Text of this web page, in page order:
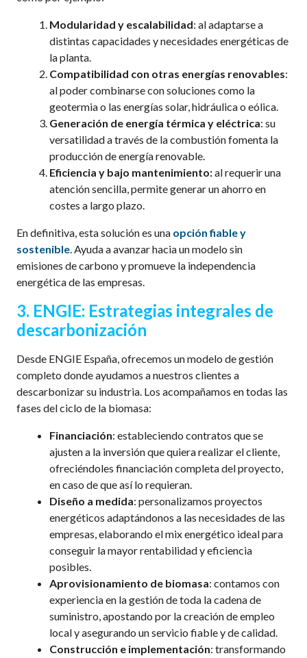
Modularidad y escalabilidad: al adaptarse a
distintas capacidades y necesidades energéticas de
la planta.
Compatibilidad con otras energías renovables:
al poder combinarse con soluciones como la
geotermia o las energías solar, hidráulica o eólica.
Generación de energía térmica y eléctrica: su
versatilidad a través de la combustión fomenta la
producción de energía renovable.
Eficiencia y bajo mantenimiento:al requerir una
atención sencilla, permite generar un ahorro en
costes a largo plazo.
En definitiva, esta solución es una opción fiable y
sostenible. Ayuda a avanzar hacia un modelo sin
emisiones de carbono y promueve la independencia
energética de las empresas.
3. ENGIE: Estrategias integrales de
descarbonización
Desde ENGIE España, ofrecemos un modelo de gestión
completo donde ayudamos a nuestros clientes a
descarbonizar su industria. Los acompañamos en todas las
fases del ciclo de la biomasa:
Financiación: estableciendo contratos que se
ajusten a la inversión que quiera realizar el cliente,
ofreciéndoles financiación completa del proyecto,
en caso de que así lo requieran.
Diseño a medida: personalizamos proyectos
energéticos adaptándonos a las necesidades de las
empresas, elaborando el mix energético ideal para
conseguir la mayor rentabilidad y eficiencia
posibles.
Aprovisionamiento de biomasa: contamos con
experiencia en la gestión de toda la cadena de
suministro, apostando por la creación de empleo
local y asegurando un servicio fiable y de calidad.
Construcción e implementación: transformando